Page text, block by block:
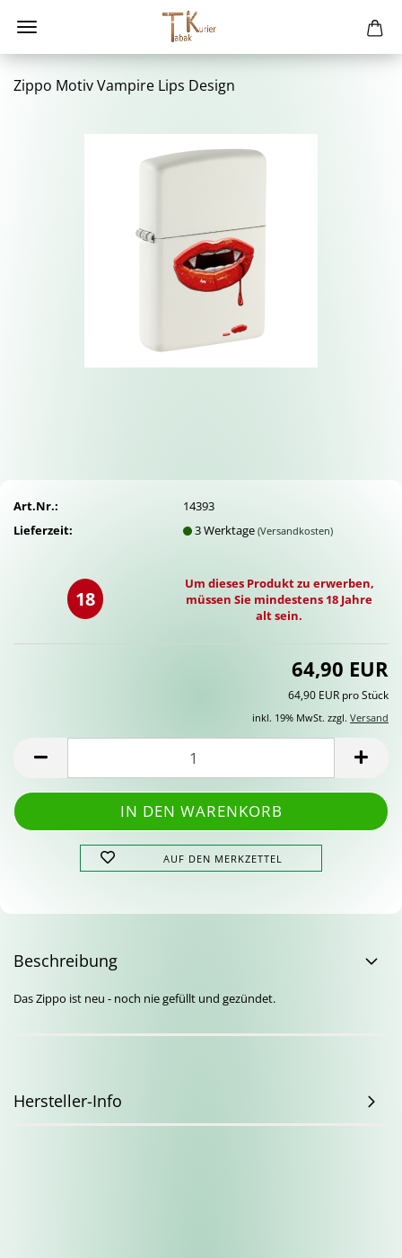
Zippo Motiv Vam­pi­re Lips De­sign
Art.Nr.:
14393
Lieferzeit:
3 Werktage(Versandkosten)
18
Um dieses Produkt zu erwerben,
müssen Sie mindestens 18 Jahre
alt sein.
64,90 EUR
64,90 EUR pro Stück
inkl. 19% MwSt. zzgl. Versand
AUF DEN MERKZETTEL
Beschreibung
Das Zippo ist neu - noch nie gefüllt und gezündet.
Hersteller-Info